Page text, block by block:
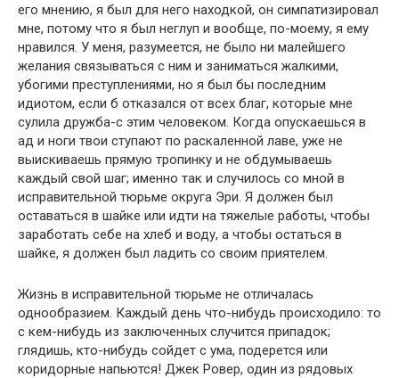
его мнению, я был для него находкой, он симпатизировал
мне, потому что я был неглуп и вообще, по-моему, я ему
нравился. У меня, разумеется, не было ни малейшего
желания связываться с ним и заниматься жалкими,
убогими преступлениями, но я был бы последним
идиотом, если б отказался от всех благ, которые мне
сулила дружба-с этим человеком. Когда опускаешься в
ад и ноги твои ступают по раскаленной лаве, уже не
выискиваешь прямую тропинку и не обдумываешь
каждый свой шаг; именно так и случилось со мной в
исправительной тюрьме округа Эри. Я должен был
оставаться в шайке или идти на тяжелые работы, чтобы
заработать себе на хлеб и воду, а чтобы остаться в
шайке, я должен был ладить со своим приятелем.
Жизнь в исправительной тюрьме не отличалась
однообразием. Каждый день что-нибудь происходило: то
с кем-нибудь из заключенных случится припадок;
глядишь, кто-нибудь сойдет с ума, подерется или
коридорные напьются! Джек Ровер, один из рядовых